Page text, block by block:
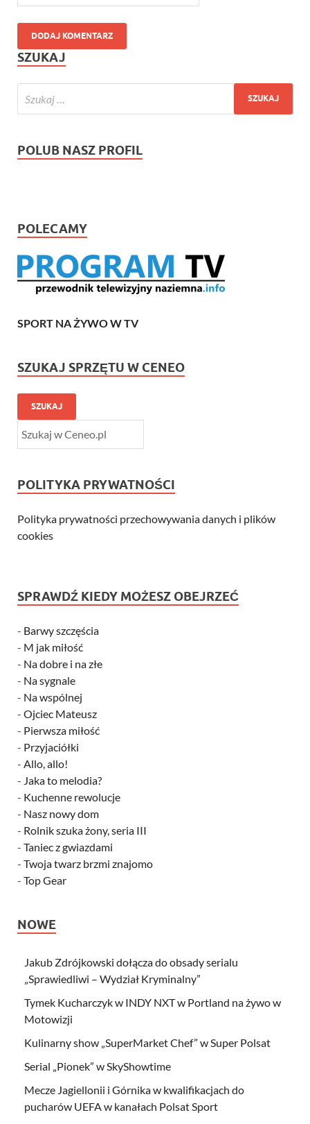
SZUKAJ
POLUB NASZ PROFIL
POLECAMY
SPORT NA ŻYWO W TV
SZUKAJ SPRZĘTU W CENEO
SZUKAJ
POLITYKA PRYWATNOŚCI
Polityka prywatności przechowywania danych i plików
cookies
SPRAWDŹ KIEDY MOŻESZ OBEJRZEĆ
- Barwy szczęścia
- M jak miłość
- Na dobre i na złe
- Na sygnale
- Na wspólnej
- Ojciec Mateusz
- Pierwsza miłość
- Przyjaciółki
- Allo, allo!
- Jaka to melodia?
- Kuchenne rewolucje
- Nasz nowy dom
- Rolnik szuka żony, seria III
- Taniec z gwiazdami
- Twoja twarz brzmi znajomo
- Top Gear
NOWE
Jakub Zdrójkowski dołącza do obsady serialu
„Sprawiedliwi – Wydział Kryminalny”
Tymek Kucharczyk w INDY NXT w Portland na żywo w
Motowizji
Kulinarny show „SuperMarket Chef” w Super Polsat
Serial „Pionek” w SkyShowtime
Mecze Jagiellonii i Górnika w kwalifikacjach do
pucharów UEFA w kanałach Polsat Sport